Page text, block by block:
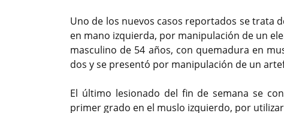
Uno de los nuevos casos reportados se trata
en mano izquierda, por manipulación de un
masculino de 54 años, con quemadura en
dos y se presentó por manipulación de un
El último lesionado del fin de semana se
primer grado en el muslo izquierdo, por